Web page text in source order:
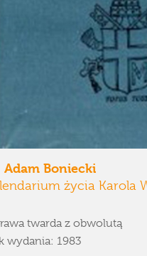
Adam Boniecki
życia Karola
twarda z obwolutą
wydania: 1983